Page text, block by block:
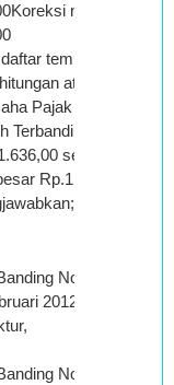
menurut
temuan
atau uraian
Pajak Penghasilan
Terbanding sebesar
sehingga
Nomor : 013/II/
2012,
Nomor : 013/II/